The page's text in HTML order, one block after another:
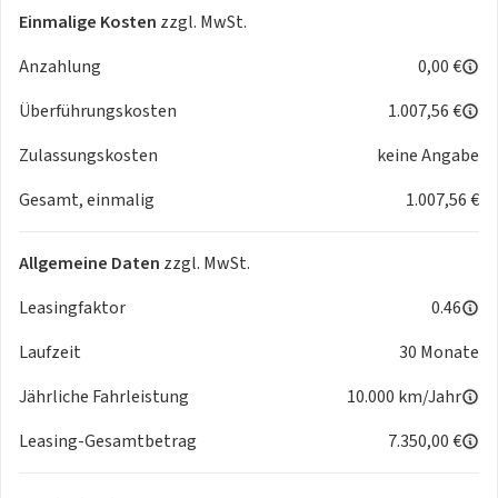
- Infotainment-Paket Discover
- 2 USB-C vorne + 2 USB-C hinten
- DIGITAL COCKPIT PRO
- Telefonschnittstelle Comfort mit induktiver Ladefunktion
- Wireless APP-CONNECT für Apple CarPlay und Android
Auto
- Radio
- R-LINE-PAKET
Einmalige Kosten zzgl. MwSt.
Anzahlung
0,00 €
Überführungskosten
1.007,56 €
Zulassungskosten
keine Angabe
Gesamt, einmalig
1.007,56 €
Allgemeine Daten zzgl. MwSt.
Leasingfaktor
0.46
Laufzeit
30 Monate
Jährliche Fahrleistung
10.000 km/Jahr
Leasing-Gesamtbetrag
7.350,00 €